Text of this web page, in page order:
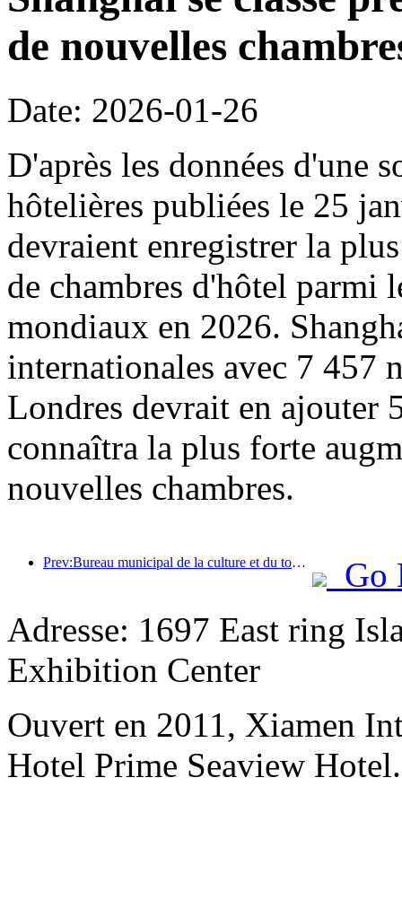
de nouvelles
Date: 2026-01-26
D'après les données d'une
hôtelières publiées le 25
devraient enregistrer la
de chambres d'hôtel parmi
mondiaux en 2026.
internationales avec 7 457
Londres devrait en ajouter
connaîtra la plus forte
nouvelles chambres.
Prev:Bureau municipal de la culture et du tourisme de Pékin : En 2025, Pékin a accueilli 5,48 millions de touristes étrangers, soit une augmentation de 39 % par rapport à l’année précédente.
Go
Adresse: 1697 East ring
Exhibition Center
Ouvert en 2011, Xiamen
Hotel Prime Seaview Hotel.